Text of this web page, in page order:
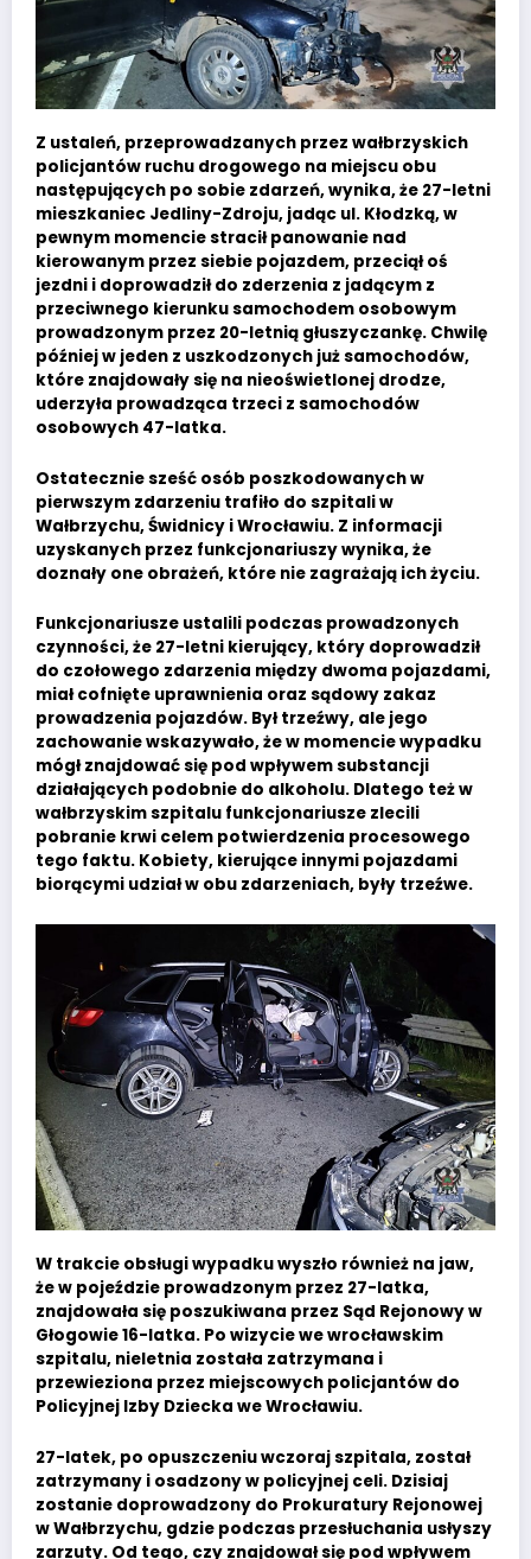
Z ustaleń, przeprowadzanych przez wałbrzyskich
policjantów ruchu drogowego na miejscu obu
następujących po sobie zdarzeń, wynika, że 27-letni
mieszkaniec Jedliny-Zdroju, jadąc ul. Kłodzką, w
pewnym momencie stracił panowanie nad
kierowanym przez siebie pojazdem, przeciął oś
jezdni i doprowadził do zderzenia z jadącym z
przeciwnego kierunku samochodem osobowym
prowadzonym przez 20-letnią głuszyczankę. Chwilę
później w jeden z uszkodzonych już samochodów,
które znajdowały się na nieoświetlonej drodze,
uderzyła prowadząca trzeci z samochodów
osobowych 47-latka.
Ostatecznie sześć osób poszkodowanych w
pierwszym zdarzeniu trafiło do szpitali w
Wałbrzychu, Świdnicy i Wrocławiu. Z informacji
uzyskanych przez funkcjonariuszy wynika, że
doznały one obrażeń, które nie zagrażają ich życiu.
Funkcjonariusze ustalili podczas prowadzonych
czynności, że 27-letni kierujący, który doprowadził
do czołowego zdarzenia między dwoma pojazdami,
miał cofnięte uprawnienia oraz sądowy zakaz
prowadzenia pojazdów. Był trzeźwy, ale jego
zachowanie wskazywało, że w momencie wypadku
mógł znajdować się pod wpływem substancji
działających podobnie do alkoholu. Dlatego też w
wałbrzyskim szpitalu funkcjonariusze zlecili
pobranie krwi celem potwierdzenia procesowego
tego faktu. Kobiety, kierujące innymi pojazdami
biorącymi udział w obu zdarzeniach, były trzeźwe.
W trakcie obsługi wypadku wyszło również na jaw,
że w pojeździe prowadzonym przez 27-latka,
znajdowała się poszukiwana przez Sąd Rejonowy w
Głogowie 16-latka. Po wizycie we wrocławskim
szpitalu, nieletnia została zatrzymana i
przewieziona przez miejscowych policjantów do
Policyjnej Izby Dziecka we Wrocławiu.
27-latek, po opuszczeniu wczoraj szpitala, został
zatrzymany i osadzony w policyjnej celi. Dzisiaj
zostanie doprowadzony do Prokuratury Rejonowej
w Wałbrzychu, gdzie podczas przesłuchania usłyszy
zarzuty. Od tego, czy znajdował się pod wpływem